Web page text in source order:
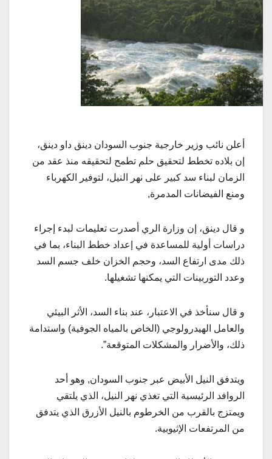
أعلن نائب وزير خارجية جنوب السودان دينق داو دينق،
إن بلاده تخطط لتحقيق حلم تطمح لتحقيقه منذ عقد من
الزمان لبناء سد كبير على نهر النيل، لتوفير الكهرباء
ومنع الفيضانات المدمرة,
و قال دينق، إن وزارة الري أصدرت تعليمات لبدء إجراء
دراسات أولية للمساعدة في إعداد خطط البناء، بما في
ذلك مدى ارتفاع السد، وحجم الخزان خلف جسم السد
وعدد التوربينات التي يمكنها تشغيلها.
و قال سنأخذ في الاعتبار، عند بناء السد، الأثر البيئي
والعامل الهيدرولوجي (الخاص بالمياه الجوفية) واستدامة
ذلك، والأضرار والمشكلات المتوقعة”.
ويتدفق النيل الأبيض عبر جنوب السودان, وهو أحد
الروافد الرئيسية التي تغذي نهر النيل، الذي يلتقي
ويمتزج بالقرب من الخرطوم بالنيل الأزرق الذي يتدفق
من المرتفعات الإثيوبية.